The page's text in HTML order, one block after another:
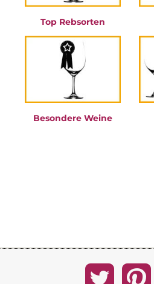
Top Rebsorten
Besondere Weine